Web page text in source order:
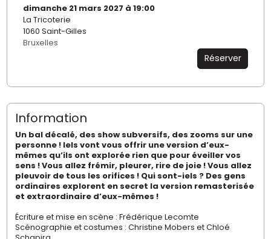
dimanche 21 mars 2027 à 19:00
La Tricoterie
1060 Saint-Gilles
Bruxelles
Réserver
Information
Un bal décalé, des show subversifs, des zooms sur une
personne ! Iels vont vous offrir une version d’eux-
mêmes qu’ils ont explorée rien que pour éveiller vos
sens ! Vous allez frémir, pleurer, rire de joie ! Vous allez
pleuvoir de tous les orifices ! Qui sont-iels ? Des gens
ordinaires explorent en secret la version remasterisée
et extraordinaire d’eux-mêmes !
Écriture et mise en scène : Frédérique Lecomte
Scénographie et costumes : Christine Mobers et Chloé